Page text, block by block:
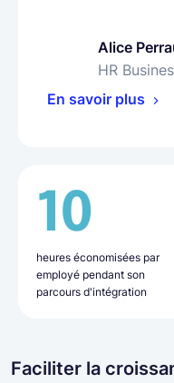
Alice
HR
En savoir plus
10
heures économisées par
employé pendant son
parcours d'intégration
Olha
People
En savoir plus
16
jours nécessaires en
moyenne pour l'intégration
d'un nouvel employé
Bharat
VP of
50 %
de travail administratif en
Faciliter la